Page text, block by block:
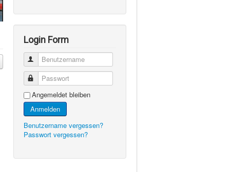
Login Form
Benutzername
Passwort
Angemeldet bleiben
Anmelden
Benutzername vergessen?
Passwort vergessen?